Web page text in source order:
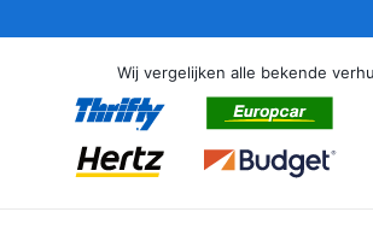
Wij vergelijken alle bekende